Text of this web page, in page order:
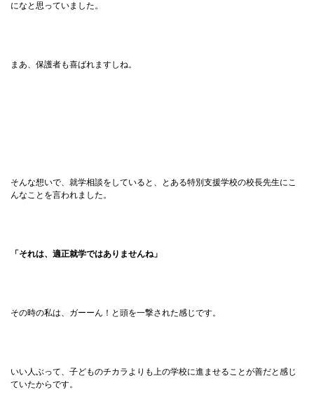
になと思っていました。
まあ、保護者も喜ばれますしね。
そんな想いで、就学相談をしていると、とある特別支援学校の校長先生にこ
んなことを言われました。
「それは、適正就学ではありませんね」
その時の私は、ガーーん！と頭を一撃された感じです。
いい人ぶって、子どものチカラよりも上の学校に進ませることが善だと感じ
ていたからです。